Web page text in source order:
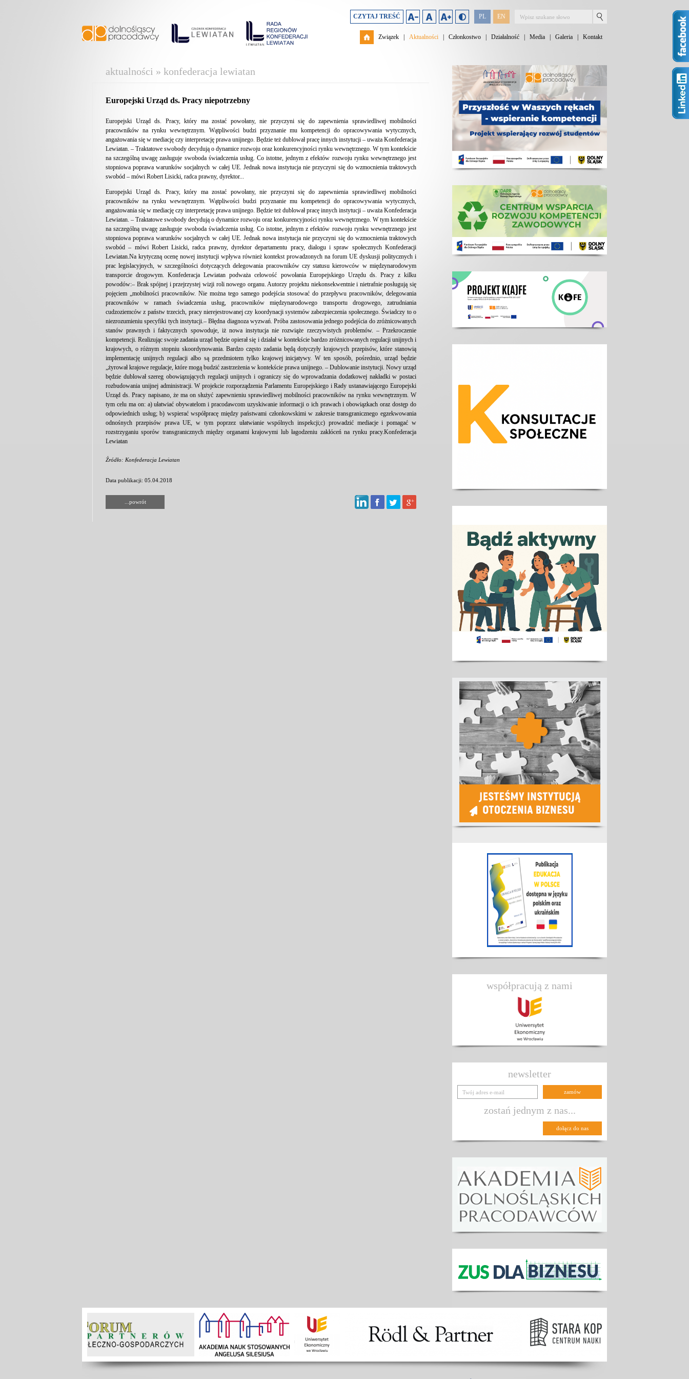
PL EN
CZYTAJ TREŚĆ
Związek Aktualności Członkostwo Działalność Media Galeria Kontakt
aktualności » konfederacja lewiatan
Europejski Urząd ds. Pracy niepotrzebny
Europejski Urząd ds. Pracy, który ma zostać powołany, nie przyczyni się do zapewnienia sprawiedliwej mobilności
pracowników na rynku wewnętrznym. Wątpliwości budzi przyznanie mu kompetencji do opracowywania wytycznych,
angażowania się w mediację czy interpretację prawa unijnego. Będzie też dublował pracę innych instytucji – uważa Konfederacja
Lewiatan. – Traktatowe swobody decydują o dynamice rozwoju oraz konkurencyjności rynku wewnętrznego. W tym kontekście
na szczególną uwagę zasługuje swoboda świadczenia usług. Co istotne, jednym z efektów rozwoju rynku wewnętrznego jest
stopniowa poprawa warunków socjalnych w całej UE. Jednak nowa instytucja nie przyczyni się do wzmocnienia traktowych
swobód – mówi Robert Lisicki, radca prawny, dyrektor...
Europejski Urząd ds. Pracy, który ma zostać powołany, nie przyczyni się do zapewnienia sprawiedliwej mobilności
pracowników na rynku wewnętrznym. Wątpliwości budzi przyznanie mu kompetencji do opracowywania wytycznych,
angażowania się w mediację czy interpretację prawa unijnego. Będzie też dublował pracę innych instytucji – uważa Konfederacja
Lewiatan. – Traktatowe swobody decydują o dynamice rozwoju oraz konkurencyjności rynku wewnętrznego. W tym kontekście
na szczególną uwagę zasługuje swoboda świadczenia usług. Co istotne, jednym z efektów rozwoju rynku wewnętrznego jest
stopniowa poprawa warunków socjalnych w całej UE. Jednak nowa instytucja nie przyczyni się do wzmocnienia traktowych
swobód – mówi Robert Lisicki, radca prawny, dyrektor departamentu pracy, dialogu i spraw społecznych Konfederacji
Lewiatan.Na krytyczną ocenę nowej instytucji wpływa również kontekst prowadzonych na forum UE dyskusji politycznych i
prac legislacyjnych, w szczególności dotyczących delegowania pracowników czy statusu kierowców w międzynarodowym
transporcie drogowym. Konfederacja Lewiatan podważa celowość powołania Europejskiego Urzędu ds. Pracy z kilku
powodów:– Brak spójnej i przejrzystej wizji roli nowego organu. Autorzy projektu niekonsekwentnie i nietrafnie posługują się
pojęciem „mobilności pracowników. Nie można tego samego podejścia stosować do przepływu pracowników, delegowania
pracowników w ramach świadczenia usług, pracowników międzynarodowego transportu drogowego, zatrudniania
cudzoziemców z państw trzecich, pracy nierejestrowanej czy koordynacji systemów zabezpieczenia społecznego. Świadczy to o
niezrozumieniu specyfiki tych instytucji.– Błędna diagnoza wyzwań. Próba zastosowania jednego podejścia do zróżnicowanych
stanów prawnych i faktycznych spowoduje, iż nowa instytucja nie rozwiąże rzeczywistych problemów. – Przekroczenie
kompetencji. Realizując swoje zadania urząd będzie opierał się i działał w kontekście bardzo zróżnicowanych regulacji unijnych i
krajowych, o różnym stopniu skoordynowania. Bardzo często zadania będą dotyczyły krajowych przepisów, które stanowią
implementację unijnych regulacji albo są przedmiotem tylko krajowej inicjatywy. W ten sposób, pośrednio, urząd będzie
„żyrował krajowe regulacje, które mogą budzić zastrzeżenia w kontekście prawa unijnego. – Dublowanie instytucji. Nowy urząd
będzie dublował szereg obowiązujących regulacji unijnych i ograniczy się do wprowadzania dodatkowej nakładki w postaci
rozbudowania unijnej administracji. W projekcie rozporządzenia Parlamentu Europejskiego i Rady ustanawiającego Europejski
Urząd ds. Pracy napisano, że ma on służyć zapewnieniu sprawiedliwej mobilności pracowników na rynku wewnętrznym. W
tym celu ma on: a) ułatwiać obywatelom i pracodawcom uzyskiwanie informacji o ich prawach i obowiązkach oraz dostęp do
odpowiednich usług; b) wspierać współpracę między państwami członkowskimi w zakresie transgranicznego egzekwowania
odnośnych przepisów prawa UE, w tym poprzez ułatwianie wspólnych inspekcji;c) prowadzić mediacje i pomagać w
rozstrzyganiu sporów transgranicznych między organami krajowymi lub łagodzeniu zakłóceń na rynku pracy.Konfederacja
Lewiatan
Źródło: Konfederacja Lewiatan
Data publikacji: 05.04.2018
...powrót
współpracują z nami
newsletter
zostań jednym z nas...